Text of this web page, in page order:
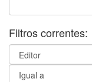
Filtros correntes: